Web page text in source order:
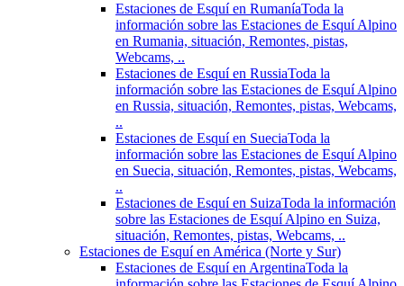
Estaciones de Esquí en RumaníaToda la
información sobre las Estaciones de Esquí Alpino
en Rumania, situación, Remontes, pistas,
Webcams, ..
Estaciones de Esquí en RussiaToda la
información sobre las Estaciones de Esquí Alpino
en Russia, situación, Remontes, pistas, Webcams,
..
Estaciones de Esquí en SueciaToda la
información sobre las Estaciones de Esquí Alpino
en Suecia, situación, Remontes, pistas, Webcams,
..
Estaciones de Esquí en SuizaToda la información
sobre las Estaciones de Esquí Alpino en Suiza,
situación, Remontes, pistas, Webcams, ..
Estaciones de Esquí en América (Norte y Sur)
Estaciones de Esquí en ArgentinaToda la